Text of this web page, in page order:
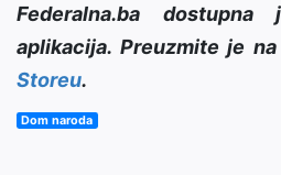
Federalna.ba
aplikacija. Preuzmite je na
Storeu.
Dom naroda